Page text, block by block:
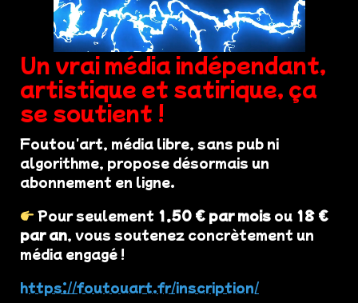
Un vrai média indépendant,
artistique et satirique, ça
se soutient !
Foutou'art, média libre, sans pub ni
algorithme, propose désormais un
abonnement en ligne.
Pour seulement 1,50 € par mois ou 18 €
par an, vous soutenez concrètement un
média engagé !
https://foutouart.fr/inscription/